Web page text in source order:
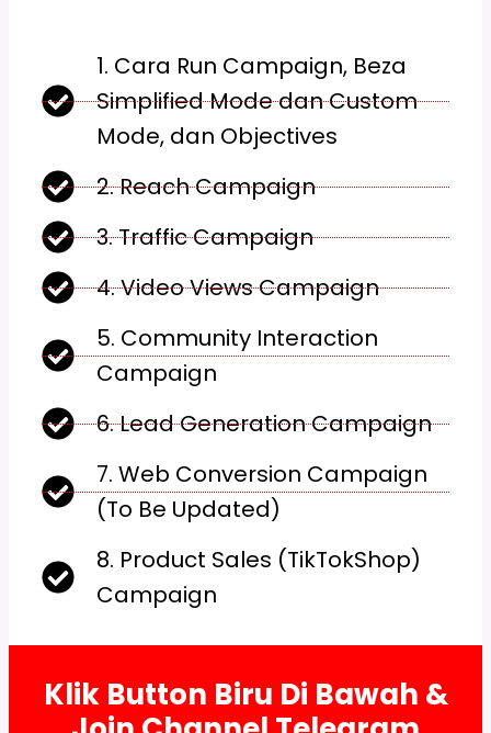
1. Cara Run Campaign, Beza
Simplified Mode dan Custom
Mode, dan Objectives
2. Reach Campaign
3. Traffic Campaign
4. Video Views Campaign
5. Community Interaction
Campaign
6. Lead Generation Campaign
7. Web Conversion Campaign
(To Be Updated)
8. Product Sales (TikTokShop)
Campaign
Klik Button Biru Di Bawah &